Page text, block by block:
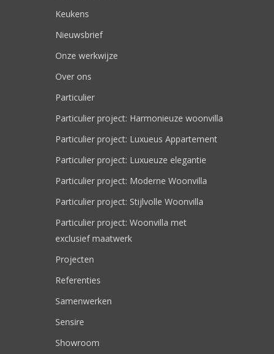
Keukens
Nieuwsbrief
Onze werkwijze
Over ons
Particulier
Particulier project: Harmonieuze woonvilla
Particulier project: Luxueus Appartement
Particulier project: Luxueuze elegantie
Particulier project: Moderne Woonvilla
Particulier project: Stijlvolle Woonvilla
Particulier project: Woonvilla met
exclusief maatwerk
Projecten
Referenties
Samenwerken
Sensire
Showroom